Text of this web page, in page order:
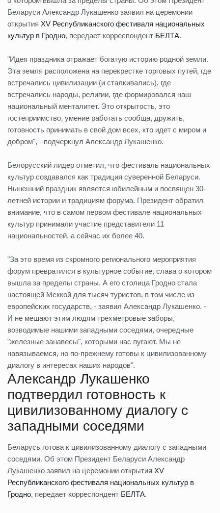
Беларуси Александр Лукашенко заявил на церемонии
открытия XV Республиканского фестиваля национальных
культур в Гродно, передает корреспондент БЕЛТА.
"Идея праздника отражает богатую историю родной земли.
Эта земля расположена на перекрестке торговых путей, где
встречались цивилизации (и сталкивались), где
встречались народы, религии, где формировался наш
национальный менталитет. Это открытость, это
гостеприимство, умение работать сообща, дружить,
готовность принимать в свой дом всех, кто идет с миром и
добром", - подчеркнул Александр Лукашенко.
Белорусский лидер отметил, что фестиваль национальных
культур создавался как традиция суверенной Беларуси.
Нынешний праздник является юбилейным и посвящен 30-
летней истории и традициям форума. Президент обратил
внимание, что в самом первом фестивале национальных
культур принимали участие представители 11
национальностей, а сейчас их более 40.
"За это время из скромного регионального мероприятия
форум превратился в культурное событие, слава о котором
вышла за пределы страны. А его столица Гродно стала
настоящей Меккой для тысяч туристов, в том числе из
европейских государств, - заявил Александр Лукашенко. -
И не мешают этим людям трехметровые заборы,
возводимые нашими западными соседями, очередные
"железные занавесы", которыми нас пугают. Мы не
навязываемся, но по-прежнему готовы к цивилизованному
диалогу в интересах наших народов".
Александр Лукашенко
подтвердил готовность к
цивилизованному диалогу с
западными соседями
Беларусь готова к цивилизованному диалогу с западными
соседями. Об этом Президент Беларуси Александр
Лукашенко заявил на церемонии открытия XV
Республиканского фестиваля национальных культур в
Гродно, передает корреспондент БЕЛТА.